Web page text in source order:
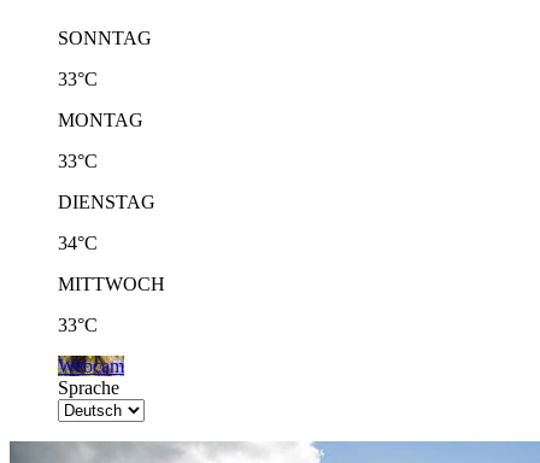
SONNTAG
33°C
MONTAG
33°C
DIENSTAG
34°C
MITTWOCH
33°C
Webcam
Sprache